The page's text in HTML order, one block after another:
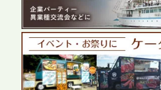
プレスリリースのご案内｜ケー
テーブル、千葉本社を新設。幕張
ントから主要都市の社内懇親会
かしたスムーズな対応を展開
2026.5.22